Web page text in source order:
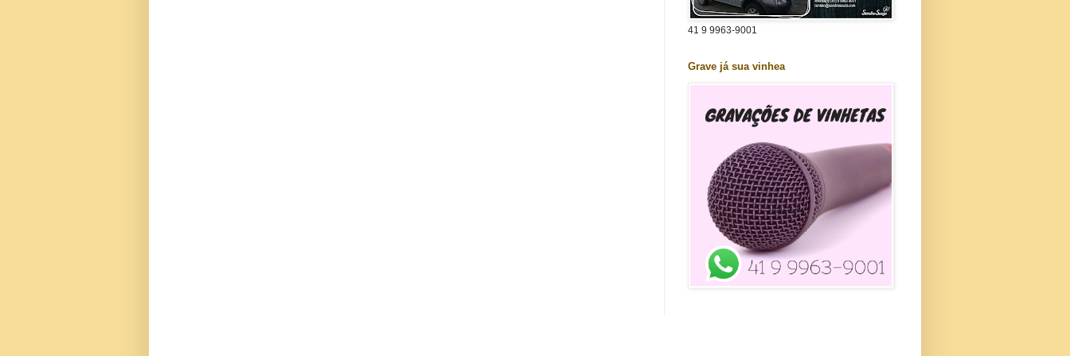
41 9 9963-9001
Grave já sua vinhea